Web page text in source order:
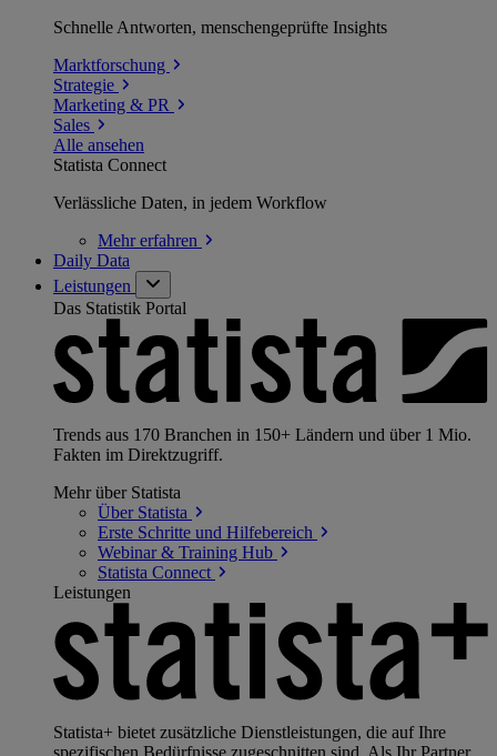
Schnelle Antworten, menschengeprüfte Insights
Marktforschung
Strategie
Marketing & PR
Sales
Alle ansehen
Statista Connect
Verlässliche Daten, in jedem Workflow
Mehrerfahren
Daily Data
Leistungen
Das Statistik Portal
Trends aus 170 Branchen in 150+ Ländern und über 1 Mio.
Fakten im Direktzugriff.
Mehr über Statista
Über Statista
Erste Schritte und Hilfebereich
Webinar & Training Hub
Statista Connect
Leistungen
Statista+ bietet zusätzliche Dienstleistungen, die auf Ihre
spezifischen Bedürfnisse zugeschnitten sind. Als Ihr Partner